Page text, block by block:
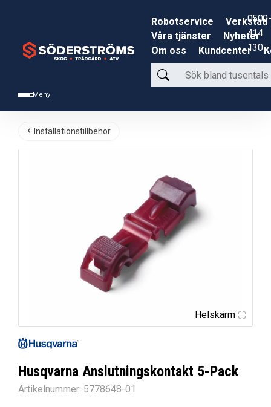
Meny
Robotservice
Verkstad
Våra tjänster
Nyheter
Om oss
Kundcenter
Sök
bland
produkter
0500-
414
130
Installationstillbehör
Helskärm
Husqvarna Anslutningskontakt 5-Pack
Artikelnummer: 5778648-01